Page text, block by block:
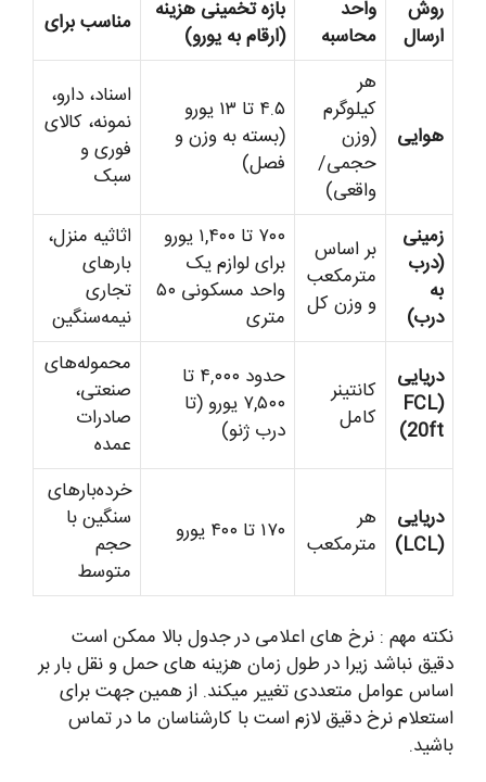
روش
ارسال
واحد
محاسبه
بازه تخمینی هزینه
(ارقام به یورو)
مناسب برای
هوایی
هر
کیلوگرم
(وزن
حجمی/
واقعی)
۴.۵ تا ۱۳ یورو
(بسته به وزن و
فصل)
اسناد، دارو،
نمونه، کالای
فوری و
سبک
زمینی
(درب
به
درب)
بر اساس
مترمکعب
و وزن کل
۷۰۰ تا ۱,۴۰۰ یورو
برای لوازم یک
واحد مسکونی ۵۰
متری
اثاثیه منزل،
بارهای
تجاری
نیمه‌سنگین
دریایی
(FCL
20ft)
کانتینر
کامل
حدود ۴,۰۰۰ تا
۷,۵۰۰ یورو (تا
درب ژنو)
محموله‌های
صنعتی،
صادرات
عمده
دریایی
(LCL)
هر
مترمکعب
۱۷۰ تا ۴۰۰ یورو
خرده‌بارهای
سنگین با
حجم
متوسط
نکته مهم : نرخ های اعلامی در جدول بالا ممکن است
دقیق نباشد زیرا در طول زمان هزینه های حمل و نقل بار بر
اساس عوامل متعددی تغییر میکند. از همین جهت برای
استعلام نرخ دقیق لازم است با کارشناسان ما در تماس
باشید.